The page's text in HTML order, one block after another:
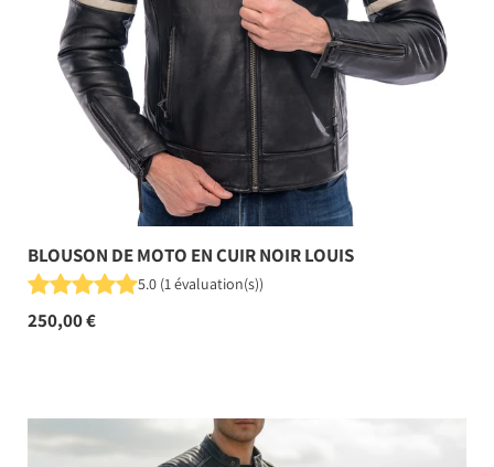
BLOUSON DE MOTO EN CUIR NOIR LOUIS
5.0 (1évaluation(s))
250,00 €